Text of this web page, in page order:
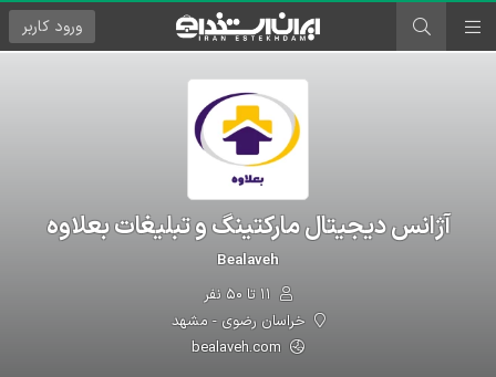
ورود کاربر
آژانس دیجیتال مارکتینگ و تبلیغات بعلاوه
Bealaveh
خراسان رضوی - مشهد